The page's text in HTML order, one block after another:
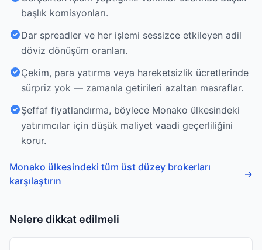
başlık komisyonları.
Dar spreadler ve her işlemi sessizce etkileyen adil
döviz dönüşüm oranları.
Çekim, para yatırma veya hareketsizlik ücretlerinde
sürpriz yok — zamanla getirileri azaltan masraflar.
Şeffaf fiyatlandırma, böylece Monako ülkesindeki
yatırımcılar için düşük maliyet vaadi geçerliliğini
korur.
Monako ülkesindeki tüm üst düzey brokerları
karşılaştırın
→
Nelere dikkat edilmeli